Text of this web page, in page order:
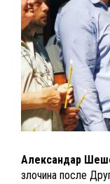
Александар
злочина после